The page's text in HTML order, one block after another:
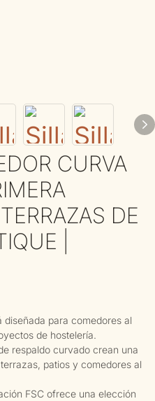
CURVA
DE
|
diseñada para comedores al
de hostelería.
respaldo curvado crean una
patios y comedores al
FSC ofrece una elección